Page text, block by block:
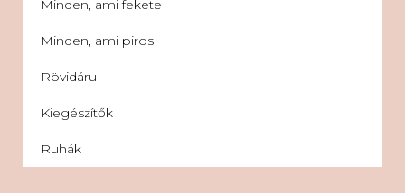
Minden, ami fekete
Minden, ami piros
Rövidáru
Kiegészítők
Ruhák